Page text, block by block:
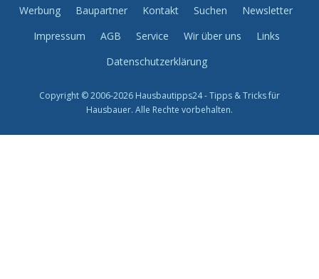
Werbung Baupartner Kontakt Suchen
Newsletter
Impressum
AGB Service Wir über uns
Links
Datenschutzerklärung
Copyright © 2006-2026 Hausbautipps24 - Tipps & Tricks für
Hausbauer. Alle Rechte vorbehalten.